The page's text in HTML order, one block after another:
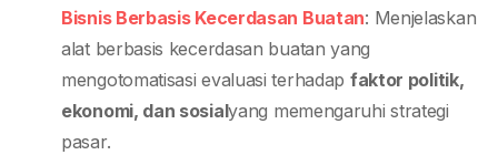
Bisnis Berbasis Kecerdasan Buatan: Menjelaskan
alat berbasis kecerdasan buatan yang
mengotomatisasi evaluasi terhadap faktor politik,
ekonomi, dan sosialyang memengaruhi strategi
pasar.